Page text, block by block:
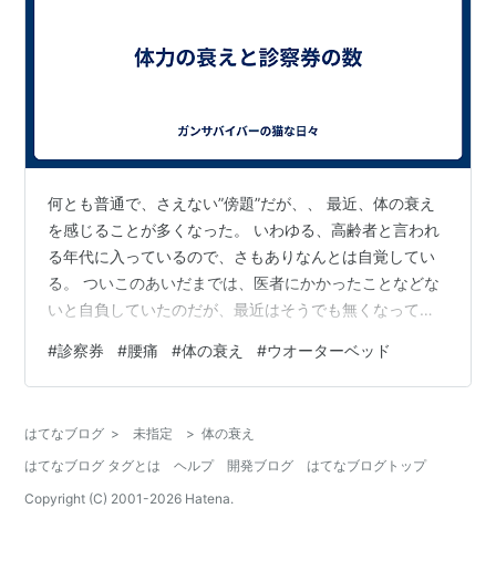
何とも普通で、さえない”傍題”だが、、 最近、体の衰え
を感じることが多くなった。 いわゆる、高齢者と言われ
る年代に入っているので、さもありなんとは自覚してい
る。 ついこのあいだまでは、医者にかかったことなどな
いと自負していたのだが、最近はそうでも無くなってき
芝生を植えていたのだが、今ではその芝生も枯れて、雑
草がやたらと伸び放題になっていた。そこで、先日は、
ったのだが。 根を詰めて3時間ほど行なった結果、当日
の夜から、腰が痛くなった。 滑車の付いた工具箱の上に
座って行ったのが良くないらしい。座っ…
#診察券 #腰痛 #体の衰え #ウオーターベッド
はてなブログ > 未指定 > 体の衰え
はてなブログ タグとは
ヘルプ 開発ブログ
はてなブログトップ
Copyright (C) 2001-2026 Hatena.